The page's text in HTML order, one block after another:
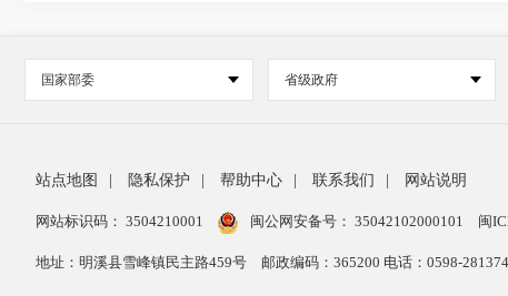
国家部委 省级政府
站点地图 隐私保护 帮助中心 联系我们 网站说明
网站标识码： 3504210001 闽公网安备号： 35042102000101 闽
地址：明溪县雪峰镇民主路459号 邮政编码：365200 电话：0598-